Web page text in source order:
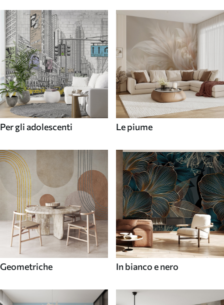
Per gli adolescenti Le piume
Geometriche In bianco e nero